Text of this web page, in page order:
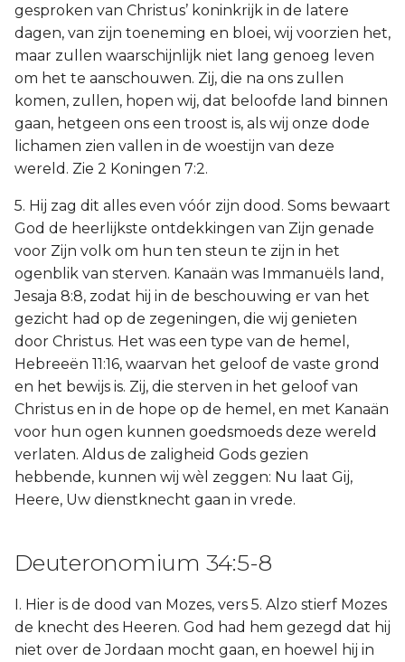
gesproken van Christus’ koninkrijk in de latere
dagen, van zijn toeneming en bloei, wij voorzien het,
maar zullen waarschijnlijk niet lang genoeg leven
om het te aanschouwen. Zij, die na ons zullen
komen, zullen, hopen wij, dat beloofde land binnen
gaan, hetgeen ons een troost is, als wij onze dode
lichamen zien vallen in de woestijn van deze
wereld. Zie 2 Koningen 7:2.
5. Hij zag dit alles even vóór zijn dood. Soms bewaart
God de heerlijkste ontdekkingen van Zijn genade
voor Zijn volk om hun ten steun te zijn in het
ogenblik van sterven. Kanaän was Immanuëls land,
Jesaja 8:8, zodat hij in de beschouwing er van het
gezicht had op de zegeningen, die wij genieten
door Christus. Het was een type van de hemel,
Hebreeën 11:16, waarvan het geloof de vaste grond
en het bewijs is. Zij, die sterven in het geloof van
Christus en in de hope op de hemel, en met Kanaän
voor hun ogen kunnen goedsmoeds deze wereld
verlaten. Aldus de zaligheid Gods gezien
hebbende, kunnen wij wèl zeggen: Nu laat Gij,
Heere, Uw dienstknecht gaan in vrede.
Deuteronomium 34:5-8
I. Hier is de dood van Mozes, vers 5. Alzo stierf Mozes
de knecht des Heeren. God had hem gezegd dat hij
niet over de Jordaan mocht gaan, en hoewel hij in